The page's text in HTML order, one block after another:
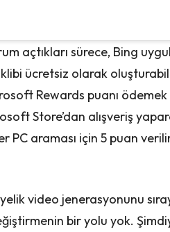
açtıkları sürece, Bing
ücretsiz olarak
Rewards puanı
Store’dan alışveriş
PC araması için 5 puan
video jenerasyonunu
bir yolu yok.